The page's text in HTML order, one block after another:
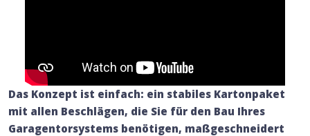
Das Konzept ist einfach: ein stabiles Kartonpaket
mit allen Beschlägen, die Sie für den Bau Ihres
Garagentorsystems benötigen, maßgeschneidert